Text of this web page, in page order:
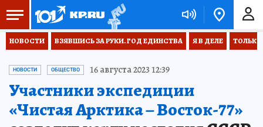
НОВОСТИ ВЗЯВШИСЬ ЗА РУКИ. ГОД ЕДИНСТВА Я В ДЕЛЕ ТОЛЬКО
НОВОСТИ ОБЩЕСТВО 16 августа 2023 12:39
Участники экспедиции
«Чистая Арктика – Восток-77»